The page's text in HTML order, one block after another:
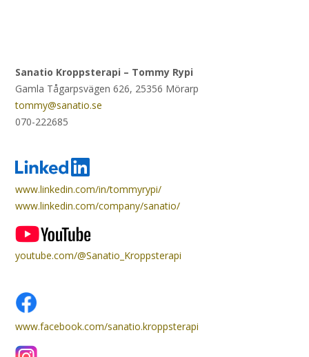
Sanatio Kroppsterapi – Tommy Rypi
Gamla Tågarpsvägen 626, 25356 Mörarp
tommy@sanatio.se
070-222685
www.linkedin.com/in/tommyrypi/
www.linkedin.com/company/sanatio/
youtube.com/@Sanatio_Kroppsterapi
www.facebook.com/sanatio.kroppsterapi